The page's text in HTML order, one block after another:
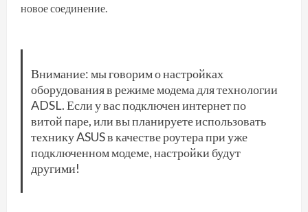
новое соединение.
Внимание: мы говорим о настройках
оборудования в режиме модема для технологии
ADSL. Если у вас подключен интернет по
витой паре, или вы планируете использовать
технику ASUS в качестве роутера при уже
подключенном модеме, настройки будут
другими!